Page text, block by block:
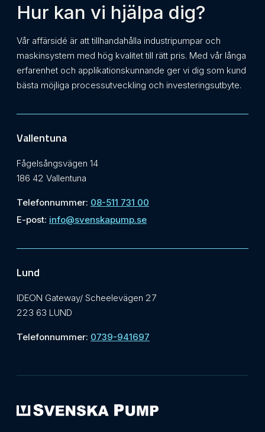
Hur kan vi hjälpa dig?
Vår affärsidé är att tillhandahålla industripumpar och
maskinsystem med hög kvalitet till rätt pris. Med vår långa
erfarenhet och applikationskunnande ger vi dig som kund
bästa möjliga processutveckling och investeringsutbyte.
Vallentuna
Fågelsångsvägen 14
186 42 Vallentuna
Telefonnummer: 08-511 731 00
E-post: info@svenskapump.se
Lund
IDEON Gateway/ Scheelevägen 27
223 63 LUND
Telefonnummer: 0739-941697